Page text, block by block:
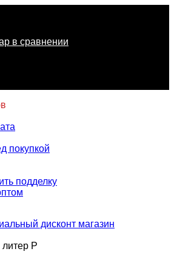
в сравнении
покупкой
подделку
дисконт магазин
литер Р